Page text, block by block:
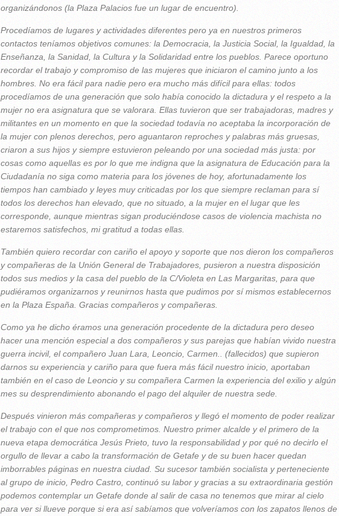
organizándonos (la Plaza Palacios fue un lugar de encuentro).
Procedíamos de lugares y actividades diferentes pero ya en nuestros primeros
contactos teníamos objetivos comunes: la Democracia, la Justicia Social, la Igualdad, la
Enseñanza, la Sanidad, la Cultura y la Solidaridad entre los pueblos. Parece oportuno
recordar el trabajo y compromiso de las mujeres que iniciaron el camino junto a los
hombres. No era fácil para nadie pero era mucho más difícil para ellas: todos
procedíamos de una generación que solo había conocido la dictadura y el respeto a la
mujer no era asignatura que se valorara. Ellas tuvieron que ser trabajadoras, madres y
militantes en un momento en que la sociedad todavía no aceptaba la incorporación de
la mujer con plenos derechos, pero aguantaron reproches y palabras más gruesas,
criaron a sus hijos y siempre estuvieron peleando por una sociedad más justa: por
cosas como aquellas es por lo que me indigna que la asignatura de Educación para la
Ciudadanía no siga como materia para los jóvenes de hoy, afortunadamente los
tiempos han cambiado y leyes muy criticadas por los que siempre reclaman para sí
todos los derechos han elevado, que no situado, a la mujer en el lugar que les
corresponde, aunque mientras sigan produciéndose casos de violencia machista no
estaremos satisfechos, mi gratitud a todas ellas.
También quiero recordar con cariño el apoyo y soporte que nos dieron los compañeros
y compañeras de la Unión General de Trabajadores, pusieron a nuestra disposición
todos sus medios y la casa del pueblo de la C/Violeta en Las Margaritas, para que
pudiéramos organizarnos y reunirnos hasta que pudimos por sí mismos establecernos
en la Plaza España. Gracias compañeros y compañeras.
Como ya he dicho éramos una generación procedente de la dictadura pero deseo
hacer una mención especial a dos compañeros y sus parejas que habían vivido nuestra
guerra incivil, el compañero Juan Lara, Leoncio, Carmen.. (fallecidos) que supieron
darnos su experiencia y cariño para que fuera más fácil nuestro inicio, aportaban
también en el caso de Leoncio y su compañera Carmen la experiencia del exilio y algún
mes su desprendimiento abonando el pago del alquiler de nuestra sede.
Después vinieron más compañeras y compañeros y llegó el momento de poder realizar
el trabajo con el que nos comprometimos. Nuestro primer alcalde y el primero de la
nueva etapa democrática Jesús Prieto, tuvo la responsabilidad y por qué no decirlo el
orgullo de llevar a cabo la transformación de Getafe y de su buen hacer quedan
imborrables páginas en nuestra ciudad. Su sucesor también socialista y perteneciente
al grupo de inicio, Pedro Castro, continuó su labor y gracias a su extraordinaria gestión
podemos contemplar un Getafe donde al salir de casa no tenemos que mirar al cielo
para ver si llueve porque si era así sabíamos que volveríamos con los zapatos llenos de